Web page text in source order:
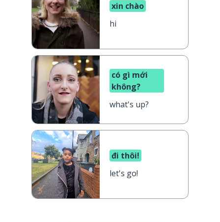
xin chào
hi
có gì mới
không?
what's up?
đi thôi!
let's go!